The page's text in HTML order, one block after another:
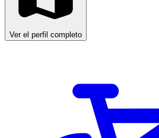
Ver el perfil completo